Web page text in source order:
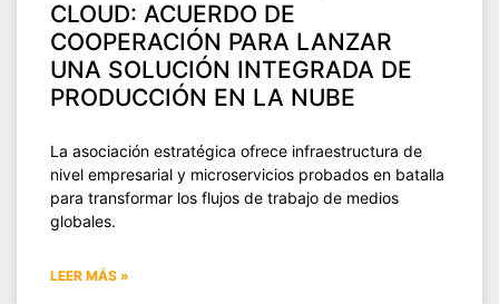
CLOUD: ACUERDO DE
COOPERACIÓN PARA LANZAR
UNA SOLUCIÓN INTEGRADA DE
PRODUCCIÓN EN LA NUBE
La asociación estratégica ofrece infraestructura de
nivel empresarial y microservicios probados en batalla
para transformar los flujos de trabajo de medios
globales.
LEER MÁS »